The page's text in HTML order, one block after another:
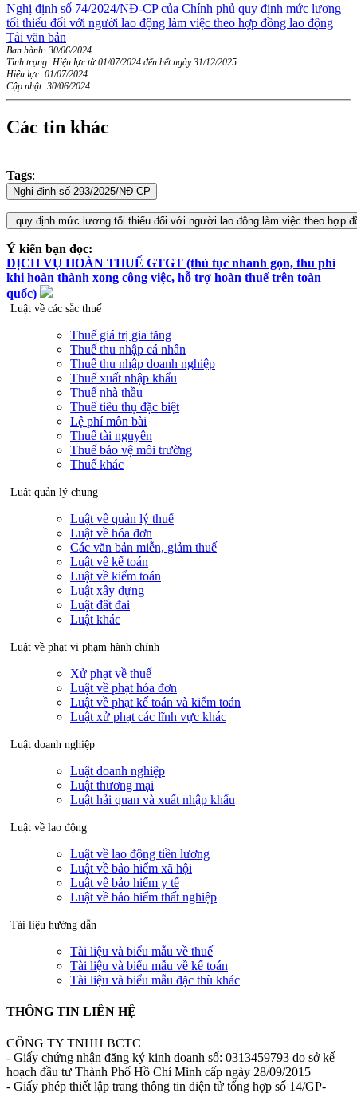
Nghị định số 74/2024/NĐ-CP của Chính phủ quy định mức lương
tối thiểu đối với người lao động làm việc theo hợp đồng lao động
Tải văn bản
Ban hành: 30/06/2024
Tình trạng: Hiệu lực từ 01/07/2024 đến hết ngày 31/12/2025
Hiệu lực: 01/07/2024
Cập nhật: 30/06/2024
Các tin khác
Tags:
Ý kiến bạn đọc:
DỊCH VỤ HOÀN THUẾ GTGT (thủ tục nhanh gọn, thu phí
khi hoàn thành xong công việc, hỗ trợ hoàn thuế trên toàn
quốc)
Luật về các sắc thuế
Thuế giá trị gia tăng
Thuế thu nhập cá nhân
Thuế thu nhập doanh nghiệp
Thuế xuất nhập khẩu
Thuế nhà thầu
Thuế tiêu thụ đặc biệt
Lệ phí môn bài
Thuế tài nguyên
Thuế bảo vệ môi trường
Thuế khác
Luật quản lý chung
Luật về quản lý thuế
Luật về hóa đơn
Các văn bản miễn, giảm thuế
Luật về kế toán
Luật về kiểm toán
Luật xây dựng
Luật đất đai
Luật khác
Luật về phạt vi phạm hành chính
Xử phạt về thuế
Luật về phạt hóa đơn
Luật về phạt kế toán và kiểm toán
Luật xử phạt các lĩnh vực khác
Luật doanh nghiệp
Luật doanh nghiệp
Luật thương mại
Luật hải quan và xuất nhập khẩu
Luật về lao động
Luật về lao động tiền lương
Luật về bảo hiểm xã hội
Luật về bảo hiểm y tế
Luật về bảo hiểm thất nghiệp
Tài liệu hướng dẫn
Tài liệu và biểu mẫu về thuế
Tài liệu và biểu mẫu về kế toán
Tài liệu và biểu mẫu đặc thù khác
THÔNG TIN LIÊN HỆ
CÔNG TY TNHH BCTC
- Giấy chứng nhận đăng ký kinh doanh số: 0313459793 do sở kế
hoạch đầu tư Thành Phố Hồ Chí Minh cấp ngày 28/09/2015
- Giấy phép thiết lập trang thông tin điện tử tổng hợp số 14/GP-